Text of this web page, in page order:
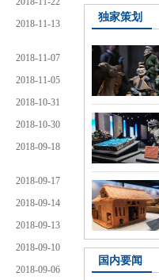
2018-11-13
2018-11-07
2018-11-05
2018-10-31
2018-10-30
2018-09-18
2018-09-17
2018-09-14
2018-09-13
2018-09-10
2018-09-06